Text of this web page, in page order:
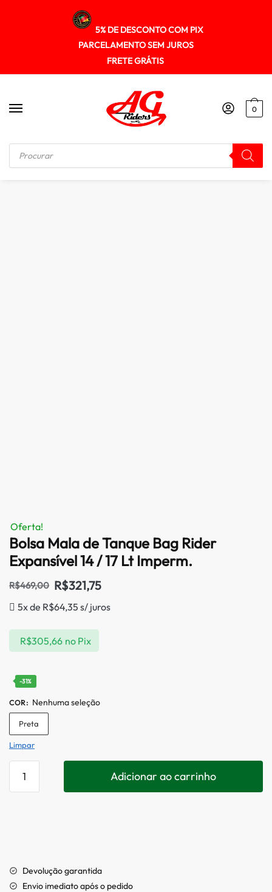
5% DE DESCONTO COM PIX
PARCELAMENTO SEM JUROS
FRETE GRÁTIS
0
Início / MALAS / BOLSAS / ALFORGE Bolsa Mala de Tanque Bag Rider Expansível 14 / 17 Lt Imperm.
Oferta!
Bolsa Mala de Tanque Bag Rider
Expansível 14 / 17 Lt Imperm.
R$469,00 R$321,75
5x de R$64,35 s/ juros
R$305,66 no Pix
-31%
COR : Nenhuma seleção
Preta
Limpar
Adicionar ao carrinho
Devolução garantida
Envio imediato após o pedido